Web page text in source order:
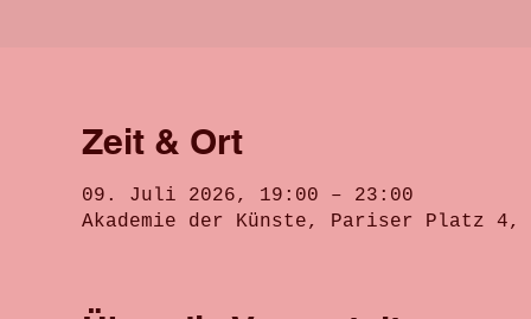
Zeit & Ort
09. Juli 2026, 19:00 – 23:00
Akademie der Künste, Pariser Platz 4,